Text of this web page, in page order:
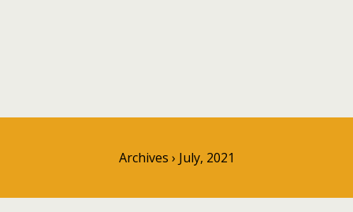
Archives › July, 2021